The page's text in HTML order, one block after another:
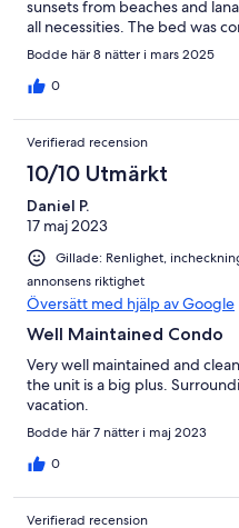
sunsets from beaches and
all necessities. The bed was
were amazing. All in all a great
Bodde här 8 nätter i mars 2025
0
Verifierad recension
10/10 Utmärkt
Daniel P.
17 maj 2023
Gillade: Renlighet,
annonsens riktighet
Översätt med hjälp av Google
Well Maintained Condo
Very well maintained and
the unit is a big plus.
vacation.
Bodde här 7 nätter i maj 2023
0
Verifierad recension